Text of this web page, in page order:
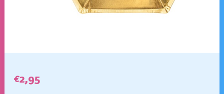
€2,95